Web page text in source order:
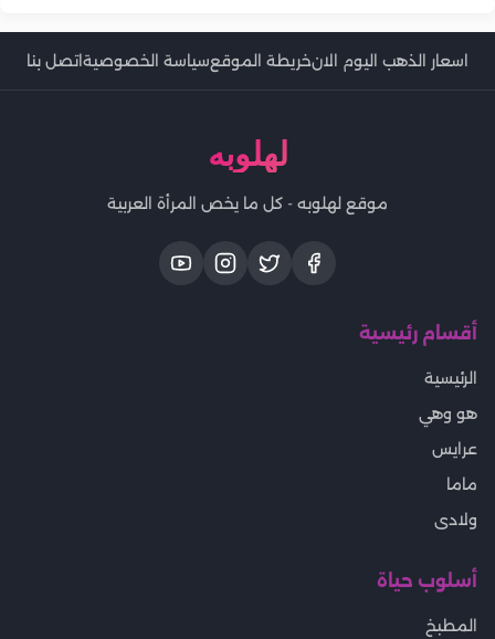
اسعار الذهب اليوم الانخريطة الموقعسياسة الخصوصيةاتصل بنا
لهلوبه
موقع لهلوبه - كل ما يخص المرأة العربية
أقسام رئيسية
الرئيسية
هو وهي
عرايس
ماما
ولادى
أسلوب حياة
المطبخ